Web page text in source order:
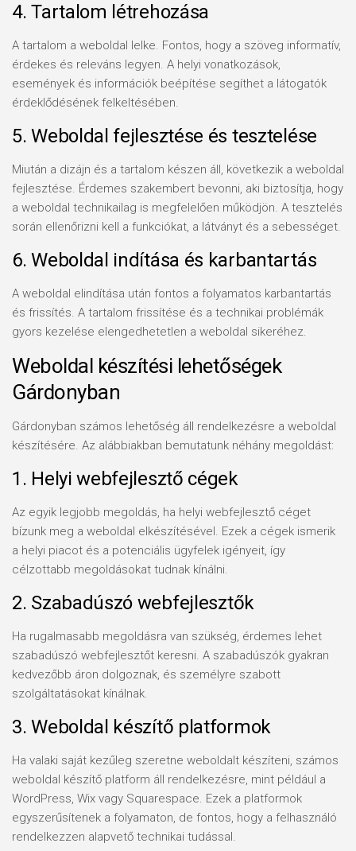
4. Tartalom létrehozása
A tartalom a weboldal lelke. Fontos, hogy a szöveg informatív,
érdekes és releváns legyen. A helyi vonatkozások,
események és információk beépítése segíthet a látogatók
érdeklődésének felkeltésében.
5. Weboldal fejlesztése és tesztelése
Miután a dizájn és a tartalom készen áll, következik a weboldal
fejlesztése. Érdemes szakembert bevonni, aki biztosítja, hogy
a weboldal technikailag is megfelelően működjön. A tesztelés
során ellenőrizni kell a funkciókat, a látványt és a sebességet.
6. Weboldal indítása és karbantartás
A weboldal elindítása után fontos a folyamatos karbantartás
és frissítés. A tartalom frissítése és a technikai problémák
gyors kezelése elengedhetetlen a weboldal sikeréhez.
Weboldal készítési lehetőségek
Gárdonyban
Gárdonyban számos lehetőség áll rendelkezésre a weboldal
készítésére. Az alábbiakban bemutatunk néhány megoldást:
1. Helyi webfejlesztő cégek
Az egyik legjobb megoldás, ha helyi webfejlesztő céget
bízunk meg a weboldal elkészítésével. Ezek a cégek ismerik
a helyi piacot és a potenciális ügyfelek igényeit, így
célzottabb megoldásokat tudnak kínálni.
2. Szabadúszó webfejlesztők
Ha rugalmasabb megoldásra van szükség, érdemes lehet
szabadúszó webfejlesztőt keresni. A szabadúszók gyakran
kedvezőbb áron dolgoznak, és személyre szabott
szolgáltatásokat kínálnak.
3. Weboldal készítő platformok
Ha valaki saját kezűleg szeretne weboldalt készíteni, számos
weboldal készítő platform áll rendelkezésre, mint például a
WordPress, Wix vagy Squarespace. Ezek a platformok
egyszerűsítenek a folyamaton, de fontos, hogy a felhasználó
rendelkezzen alapvető technikai tudással.